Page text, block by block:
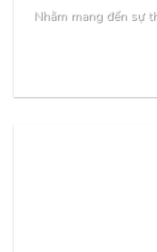
Nhằm mang đến sự